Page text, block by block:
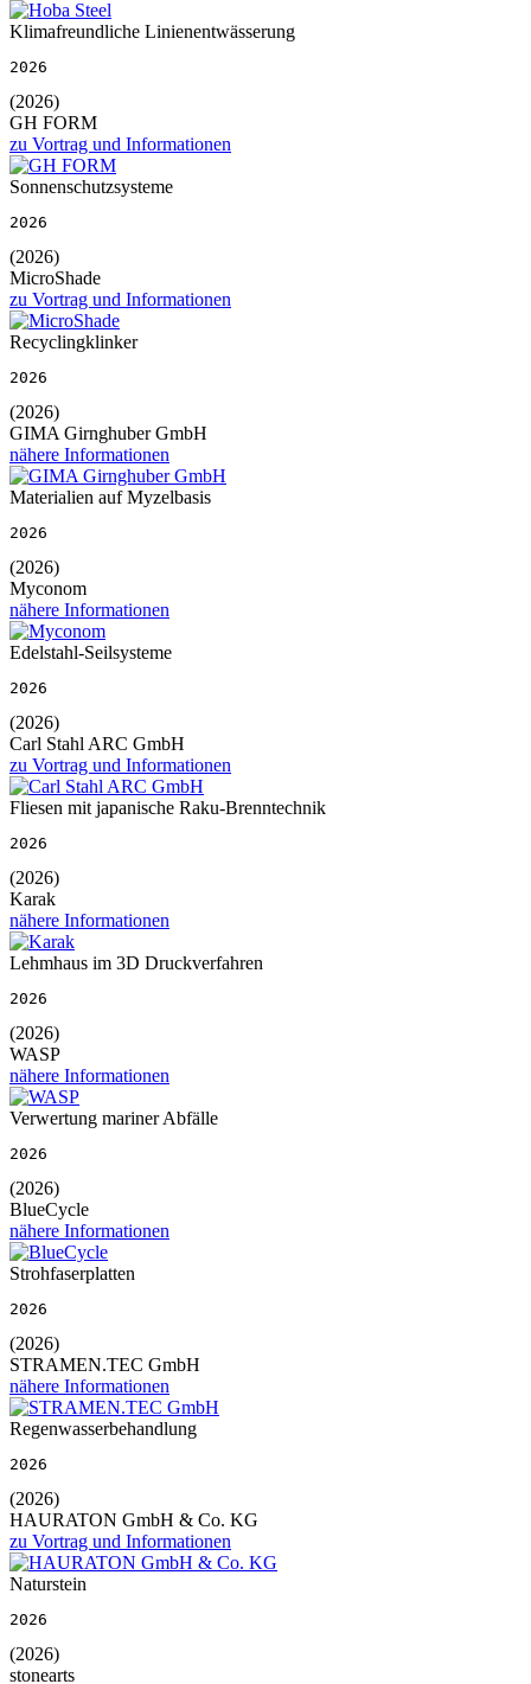
Klimafreundliche Linienentwässerung
2026
(2026)
GH FORM
zu Vortrag und Informationen
Sonnenschutzsysteme
2026
(2026)
MicroShade
zu Vortrag und Informationen
Recyclingklinker
2026
(2026)
GIMA Girnghuber GmbH
nähere Informationen
Materialien auf Myzelbasis
2026
(2026)
Myconom
nähere Informationen
Edelstahl-Seilsysteme
2026
(2026)
Carl Stahl ARC GmbH
zu Vortrag und Informationen
Fliesen mit japanische Raku-Brenntechnik
2026
(2026)
Karak
nähere Informationen
Lehmhaus im 3D Druckverfahren
2026
(2026)
WASP
nähere Informationen
Verwertung mariner Abfälle
2026
(2026)
BlueCycle
nähere Informationen
Strohfaserplatten
2026
(2026)
STRAMEN.TEC GmbH
nähere Informationen
Regenwasserbehandlung
2026
(2026)
HAURATON GmbH & Co. KG
zu Vortrag und Informationen
Naturstein
2026
(2026)
stonearts